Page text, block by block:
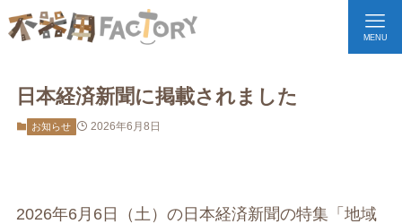
MENU
日本経済新聞に掲載されました
お知らせ 2026年6月8日
2026年6月6日（土）の日本経済新聞の特集「地域